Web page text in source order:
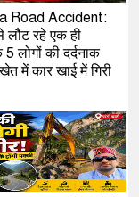
Road Accident:
लौट रहे एक ही
5 लोगों की दर्दनाक
में कार खाई में गिरी